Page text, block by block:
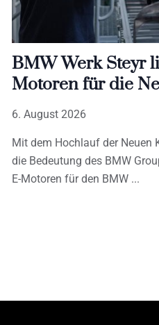
BMW Werk Steyr
Motoren für die
6. August 2026
Mit dem Hochlauf der Neuen
die Bedeutung des BMW
E-Motoren für den BMW